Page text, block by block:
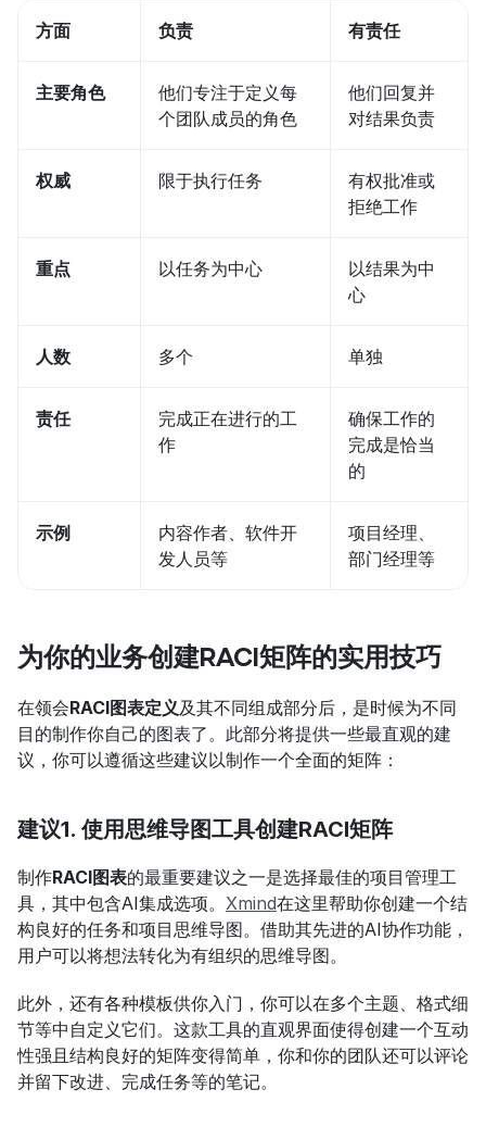
方面 负责 有责任
主要角色
他们专注于定义每
个团队成员的角色
他们回复并
对结果负责
权威 限于执行任务
有权批准或
拒绝工作
重点 以任务为中心
以结果为中
心
人数 多个 单独
责任
完成正在进行的工
作
确保工作的
完成是恰当
的
示例
内容作者、软件开
发人员等
项目经理、
部门经理等
为你的业务创建RACI矩阵的实用技巧
在领会RACI图表定义 及其不同组成部分后，是时候为不同
目的制作你自己的图表了。此部分将提供一些最直观的建
议，你可以遵循这些建议以制作一个全面的矩阵：
建议1. 使用思维导图工具创建RACI矩阵
制作RACI图表的最重要建议之一是选择最佳的项目管理工
具，其中包含AI集成选项。 Xmind在这里帮助你创建一个结
构良好的任务和项目思维导图。借助其先进的AI协作功能，
用户可以将想法转化为有组织的思维导图。
此外，还有各种模板供你入门，你可以在多个主题、格式细
节等中自定义它们。这款工具的直观界面使得创建一个互动
性强且结构良好的矩阵变得简单，你和你的团队还可以评论
并留下改进、完成任务等的笔记。